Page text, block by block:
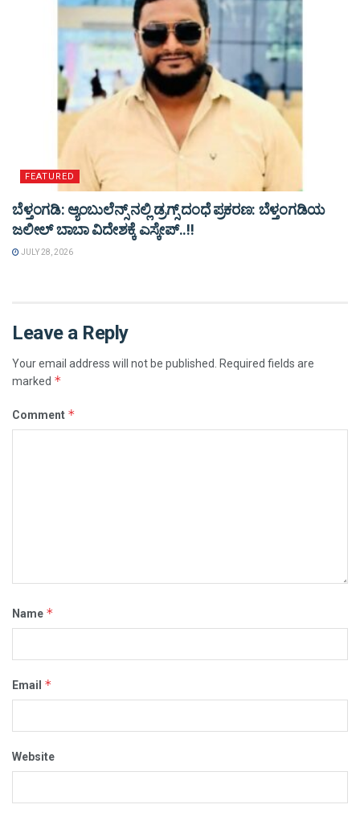
FEATURED
ಬೆಳ್ತಂಗಡಿ: ಆ್ಯಂಬುಲೆನ್ಸ್ ನಲ್ಲಿ ಡ್ರಗ್ಸ್ ದಂಧೆ ಪ್ರಕರಣ: ಬೆಳ್ತಂಗಡಿಯ
ಜಲೀಲ್ ಬಾಬಾ ವಿದೇಶಕ್ಕೆ ಎಸ್ಕೇಪ್..!!
JULY 28, 2026
Leave a Reply
Your email address will not be published.
Required fields are
marked *
Comment *
Name *
Email *
Website